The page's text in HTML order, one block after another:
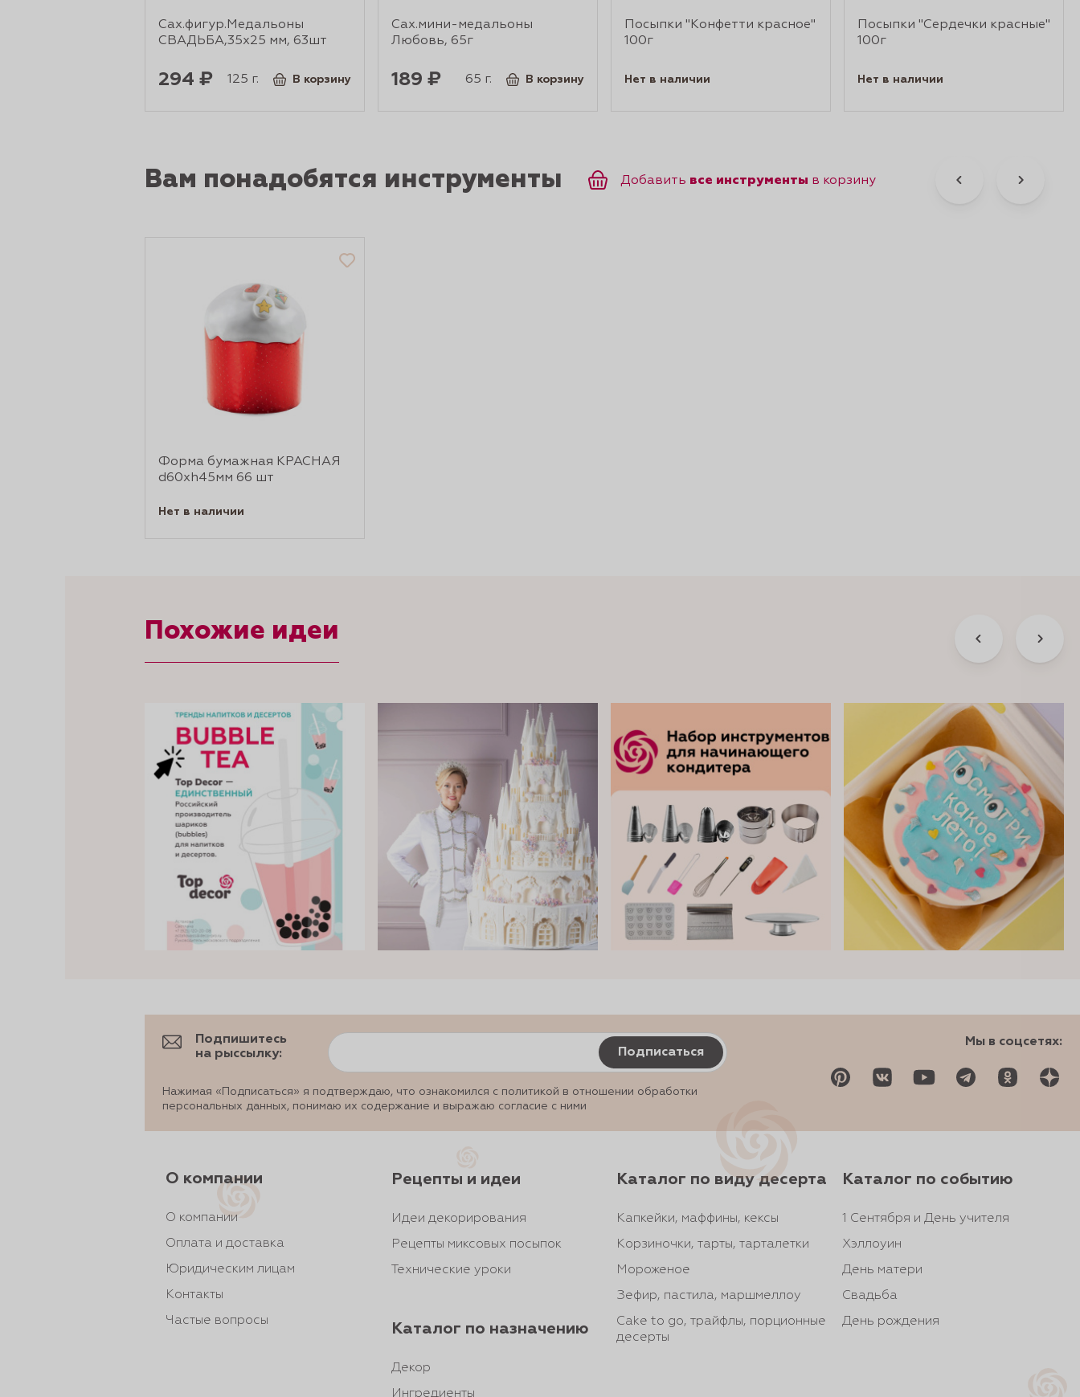
Сах.фигур.Медальоны
СВАДЬБА,35х25 мм, 63шт
294 ₽ 125 г. В корзину
Сах.мини-медальоны
Любовь, 65г
189 ₽ 65 г. В корзину
Посыпки "Конфетти красное"
100г
Нет в наличии
Посыпки "Сердечки красные"
100г
Нет в наличии
Вам понадобятся инструменты Добавить все инструменты в корзину
Форма бумажная КРАСНАЯ
d60xh45мм 66 шт
Нет в наличии
Похожие идеи
Подпишитесь
на рыссылку:
Подписаться
Нажимая «Подписаться» я подтверждаю, что ознакомился с политикой в отношении обработки
персональных данных, понимаю их содержание и выражаю согласие с ними
Мы в соцсетях:
О компании
О компании
Оплата и доставка
Юридическим лицам
Контакты
Частые вопросы
Рецепты и идеи
Идеи декорирования
Рецепты миксовых посыпок
Технические уроки
Каталог по назначению
Декор
Ингредиенты
Каталог по виду десерта
Капкейки, маффины, кексы
Корзиночки, тарты, тарталетки
Мороженое
Зефир, пастила, маршмеллоу
Cake to go, трайфлы, порционные
десерты
Каталог по событию
1 Сентября и День учителя
Хэллоуин
День матери
Свадьба
День рождения